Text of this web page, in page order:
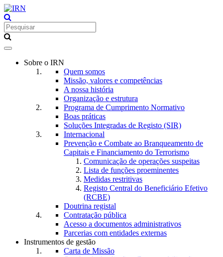
Toggle
navigationSobre o IRN
Quem somos
Missão, valores e competências
A nossa história
Organização e estrutura
Programa de Cumprimento Normativo
Boas práticas
Soluções Integradas de Registo (SIR)
Internacional
Prevenção e Combate ao Branqueamento de
Capitais e Financiamento do Terrorismo
Comunicação de operações suspeitas
Lista de funções proeminentes
Medidas restritivas
Registo Central do Beneficiário Efetivo
(RCBE)
Doutrina registal
Contratação pública
Acesso a documentos administrativos
Parcerias com entidades externas
Instrumentos de gestão
Carta de Missão